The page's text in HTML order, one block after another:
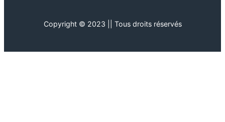
Copyright © 2023 || Tous droits réservés